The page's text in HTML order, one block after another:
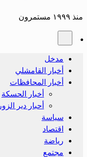
منذ ١٩٩٩ مستمرون
مدخل
أخبار القامشلي
أخبار المحافظات
أخبار الحسكة
أحبار دير الزور
سياسة
اقتصاد
رياضة
مجتمع